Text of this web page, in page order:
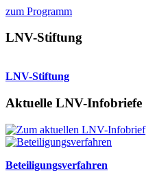
zum Programm
LNV-Stiftung
LNV-Stiftung
Aktuelle LNV-Infobriefe
Beteiligungsverfahren